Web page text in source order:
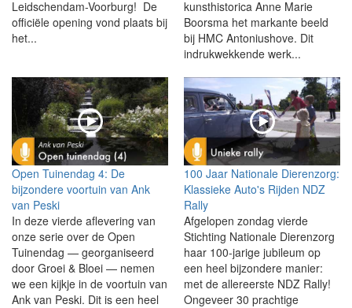
Leidschendam-Voorburg! De
officiële opening vond plaats bij
het...
kunsthistorica Anne Marie
Boorsma het markante beeld
bij HMC Antoniushove. Dit
indrukwekkende werk...
Open Tuinendag 4: De
bijzondere voortuin van Ank
van Peski
In deze vierde aflevering van
onze serie over de Open
Tuinendag — georganiseerd
door Groei & Bloei — nemen
we een kijkje in de voortuin van
Ank van Peski. Dit is een heel
100 Jaar Nationale Dierenzorg:
Klassieke Auto's Rijden NDZ
Rally
Afgelopen zondag vierde
Stichting Nationale Dierenzorg
haar 100-jarige jubileum op
een heel bijzondere manier:
met de allereerste NDZ Rally!
Ongeveer 30 prachtige